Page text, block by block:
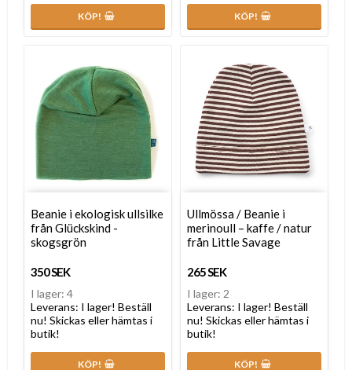
KÖP! KÖP!
Beanie i ekologisk ullsilke
från Glückskind -
skogsgrön
350 SEK
I lager: 4
Leverans: I lager! Beställ
nu! Skickas eller hämtas i
butik!
KÖP!
Ullmössa / Beanie i
merinoull – kaffe / natur
från Little Savage
265 SEK
I lager: 2
Leverans: I lager! Beställ
nu! Skickas eller hämtas i
butik!
KÖP!